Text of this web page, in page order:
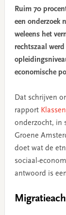
Ruim 70
een onderzoek
weleens het
rechtszaal
economische
Dat schrijven
rapport
onderzocht, in
Groene
doet wat de
sociaal-
antwoord is